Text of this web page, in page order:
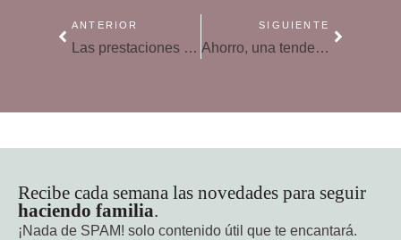
ANTERIOR
Las prestaciones por maternidad quedan exentas del pago de IRPF
SIGUIENTE
Ahorro, una tendencia al alza en las generaciones más jóvenes
Recibe cada semana las novedades para seguir
haciendo familia.
¡Nada de SPAM! solo contenido útil que te encantará.